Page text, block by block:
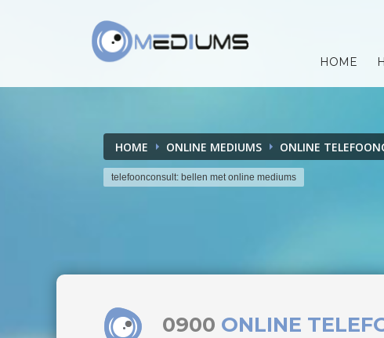
HOME
HOME ONLINE MEDIUMS ONLINE
telefoonconsult: bellen met online mediums
0900 ONLINE